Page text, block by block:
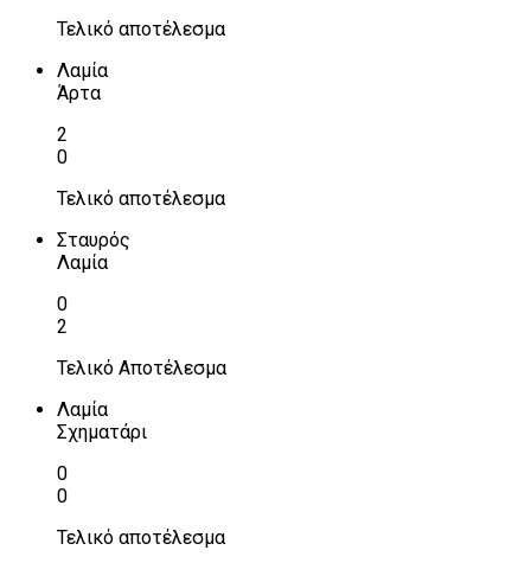
Τελικό αποτέλεσμα
Λαμία
Άρτα
2
0
Τελικό αποτέλεσμα
Σταυρός
Λαμία
0
2
Τελικό Αποτέλεσμα
Λαμία
Σχηματάρι
0
0
Τελικό αποτέλεσμα